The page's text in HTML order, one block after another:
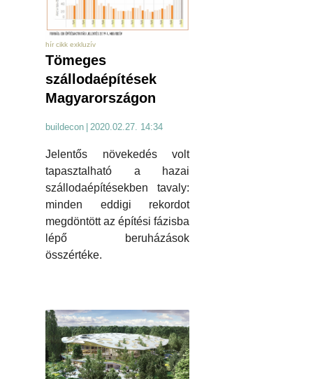
hír cikk exkluzív
Tömeges
szállodaépítések
Magyarországon
buildecon 2020.02.27. 14:34
Jelentős növekedés volt
tapasztalható a hazai
szállodaépítésekben tavaly:
minden eddigi rekordot
megdöntött az építési fázisba
lépő beruházások
összértéke.